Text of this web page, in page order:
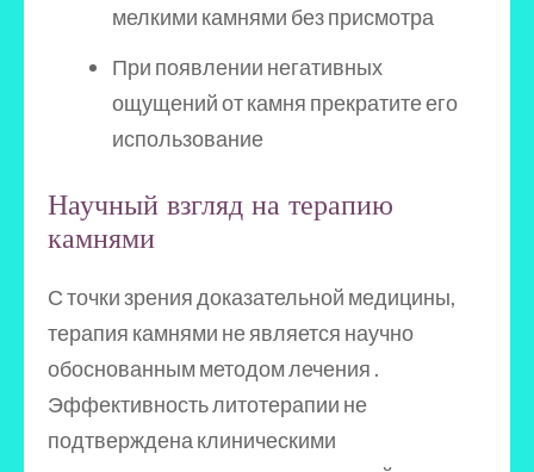
мелкими камнями без присмотра
При появлении негативных
ощущений от камня прекратите его
использование
Научный взгляд на терапию
камнями
С точки зрения доказательной медицины,
терапия камнями не является научно
обоснованным методом лечения .
Эффективность литотерапии не
подтверждена клиническими